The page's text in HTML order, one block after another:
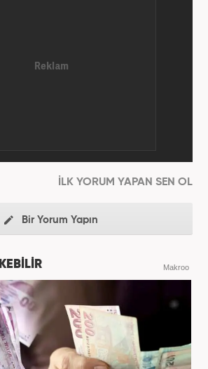
İLK YORUM YAPAN SEN OL
Bir Yorum Yapın
Makroo